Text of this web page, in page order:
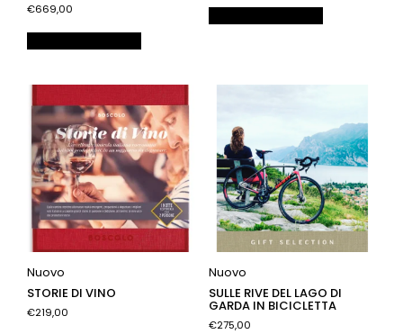
€669,00
Nuovo
STORIE DI VINO
€219,00
Nuovo
SULLE RIVE DEL LAGO DI
GARDA IN BICICLETTA
€275,00